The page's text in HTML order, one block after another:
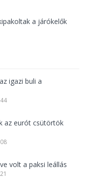
a járókelők
igazi buli a
az eurót csütörtök
volt a paksi leállás